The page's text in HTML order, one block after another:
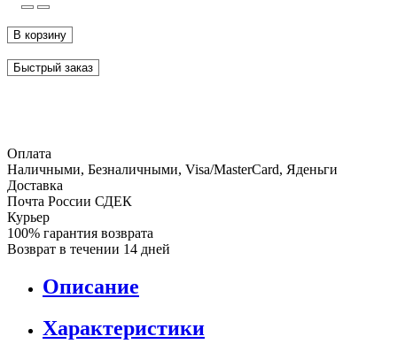
В корзину
Быстрый заказ
Оплата
Наличными, Безналичными, Visa/MasterCard, Яденьги
Доставка
Почта России СДЕК
Курьер
100% гарантия возврата
Возврат в течении 14 дней
Описание
Характеристики